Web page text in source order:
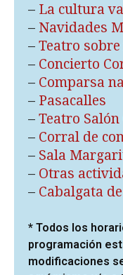
– La cultura
– Navidades
– Teatro
– Concierto
– Comparsa
– Pasacalles
– Teatro
– Corral de
– Sala
– Otras
– Cabalgata
* Todos los
programación
modificaciones